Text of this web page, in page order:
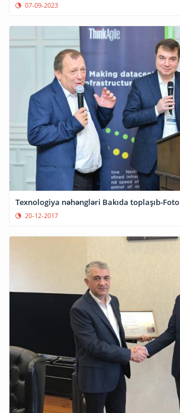
07-09-2023
Texnologiya nəhəngləri Bakıda toplaşıb-Foto
20-12-2017